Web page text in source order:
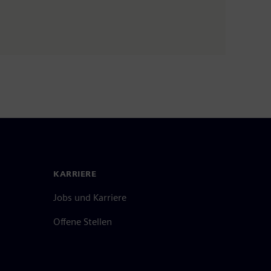
KARRIERE
Jobs und Karriere
Offene Stellen